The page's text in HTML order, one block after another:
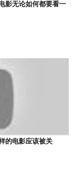
影无论如何都要看一
的电影应该被关